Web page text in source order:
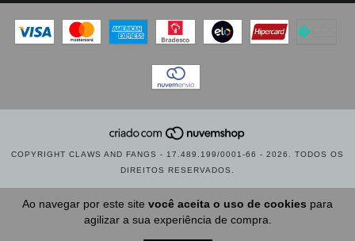
Ao navegar por este site você aceita o uso de cookies para
agilizar a sua experiência de compra.
COPYRIGHT CLAWS AND FANGS - 17.489.199/0001-66 - 2026. TODOS OS
DIREITOS RESERVADOS.